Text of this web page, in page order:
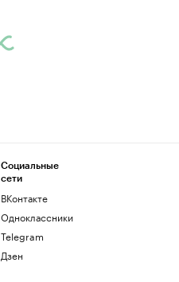
Социальные
сети
ВКонтакте
Одноклассники
Telegram
Дзен